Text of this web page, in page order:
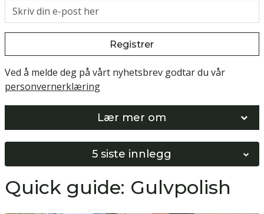
Registrer
Ved å melde deg på vårt nyhetsbrev godtar du vår
personvernerklæring
Lær mer om
5 siste innlegg
Norges Beste Vinduspusser 2026
Quick guide: Gulvpolish